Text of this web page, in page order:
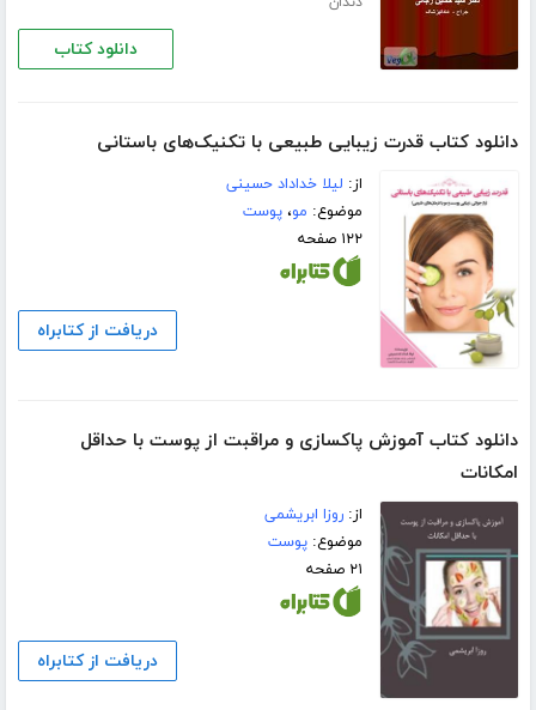
دانلود کتاب
دانلود کتاب قدرت زیبایی طبیعی با تکنیک‌های باستانی
از: لیلا خداداد حسینی
موضوع: مو،پوست
۱۲۲ صفحه
دریافت از کتابراه
دانلود کتاب آموزش پاکسازی و مراقبت از پوست با حداقل
امکانات
از:روزا ابریشمی
موضوع:پوست
۲۱ صفحه
دریافت از کتابراه